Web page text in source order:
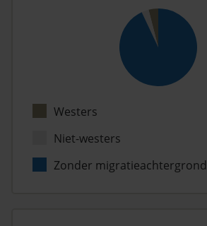
Westers
Niet-westers
Zonder migratieachtergrond